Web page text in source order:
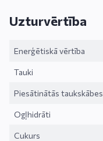
Uzturvērtība
Enerģētiskā vērtība
Tauki
Piesātinātās taukskābes
Ogļhidrāti
Cukurs